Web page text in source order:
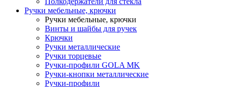
Ручки мебельные, крючки
Ручки мебельные, крючки
Винты и шайбы для ручек
Крючки
Ручки металлические
Ручки торцевые
Ручки-профили GOLA MK
Ручки-кнопки металлические
Ручки-профили